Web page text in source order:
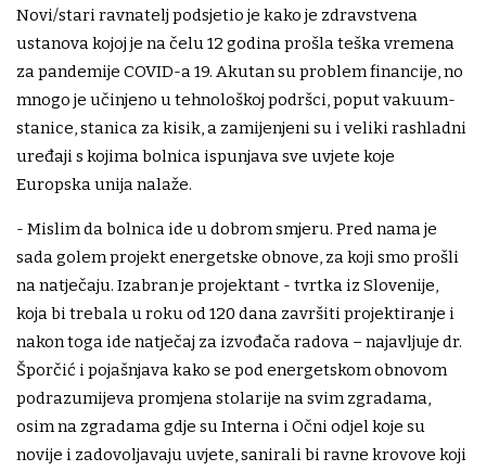
Novi/stari ravnatelj podsjetio je kako je zdravstvena
ustanova kojoj je na čelu 12 godina prošla teška vremena
za pandemije COVID-a 19. Akutan su problem financije, no
mnogo je učinjeno u tehnološkoj podršci, poput vakuum-
stanice, stanica za kisik, a zamijenjeni su i veliki rashladni
uređaji s kojima bolnica ispunjava sve uvjete koje
Europska unija nalaže.
- Mislim da bolnica ide u dobrom smjeru. Pred nama je
sada golem projekt energetske obnove, za koji smo prošli
na natječaju. Izabran je projektant - tvrtka iz Slovenije,
koja bi trebala u roku od 120 dana završiti projektiranje i
nakon toga ide natječaj za izvođača radova – najavljuje dr.
Šporčić i pojašnjava kako se pod energetskom obnovom
podrazumijeva promjena stolarije na svim zgradama,
osim na zgradama gdje su Interna i Očni odjel koje su
novije i zadovoljavaju uvjete, sanirali bi ravne krovove koji